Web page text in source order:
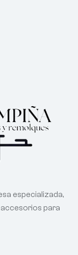
especializada,
para